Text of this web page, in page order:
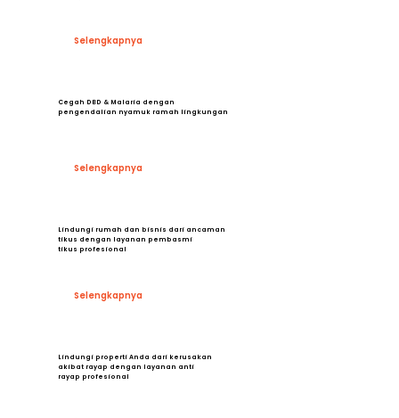
Selengkapnya
Cegah DBD & Malaria dengan
pengendalian nyamuk ramah lingkungan
Selengkapnya
Lindungi rumah dan bisnis dari ancaman
tikus dengan layanan pembasmi
tikus profesional
Selengkapnya
Lindungi properti Anda dari kerusakan
akibat rayap dengan layanan anti
rayap profesional